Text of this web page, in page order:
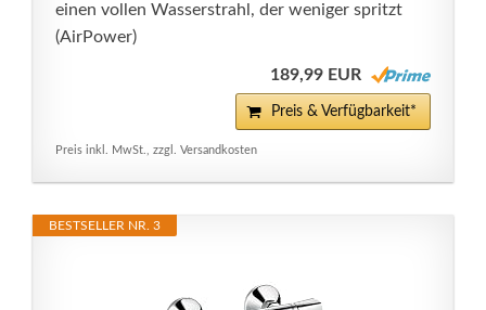
einen vollen Wasserstrahl, der weniger spritzt
(AirPower)
189,99 EUR
Preis & Verfügbarkeit*
Preis inkl. MwSt., zzgl. Versandkosten
BESTSELLER NR. 3